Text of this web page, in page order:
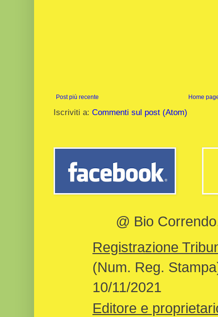
Post più recente Home
Iscriviti a: Commenti sul post (Atom)
@ Bio
Registrazione
(Num. Reg.
10/11/2021
Editore e